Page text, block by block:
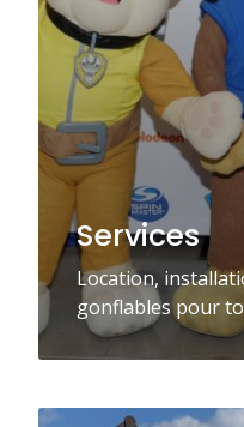
Services
Location,
gonflables pour